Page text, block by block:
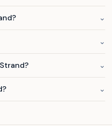
⌄
⌄
⌄
⌄